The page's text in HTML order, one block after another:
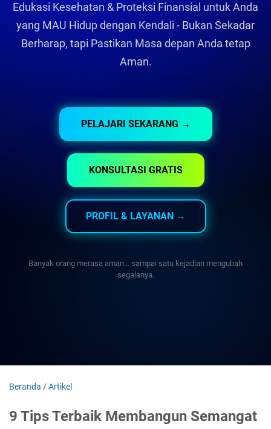
Edukasi Kesehatan & Proteksi Finansial untuk Anda
yang MAU Hidup dengan Kendali - Bukan Sekadar
Berharap, tapi Pastikan Masa depan Anda tetap
Aman.
PELAJARI SEKARANG →
KONSULTASI GRATIS
PROFIL & LAYANAN →
Banyak orang merasa aman… sampai satu kejadian mengubah
segalanya.
Beranda /Artikel
9 Tips Terbaik Membangun Semangat